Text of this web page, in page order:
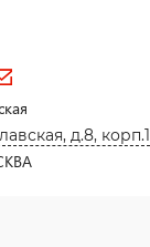
д.8, корп.1